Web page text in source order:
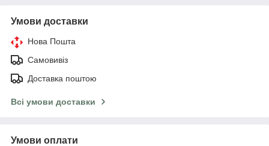
Умови доставки
Нова Пошта
Самовивіз
Доставка поштою
Всі умови доставки
Умови оплати